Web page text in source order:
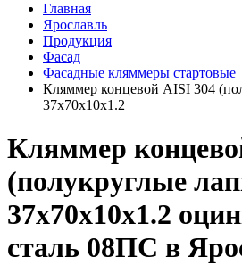
Главная
Ярославль
Продукция
Фасад
Фасадные кляммеры стартовые
Кляммер концевой AISI 304
37х70х10х1.2
Кляммер
(полукруглые
37х70х10х1.2
сталь 08ПС в